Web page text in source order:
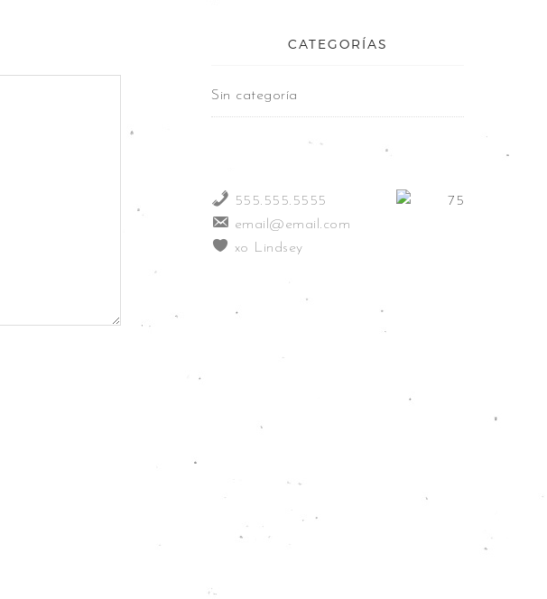
CATEGORÍAS
Sin categoría
555.555.5555
email@email.com
xo Lindsey